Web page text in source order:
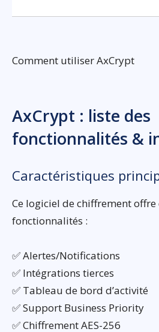
Comment utiliser AxCrypt
AxCrypt : liste des
fonctionnalités &
Caractéristiques
Ce logiciel de chiffrement
fonctionnalités :
✅ Alertes/Notifications
✅ Intégrations tierces
✅ Tableau de bord d’activité
✅ Support Business Priority
✅ Chiffrement AES-256